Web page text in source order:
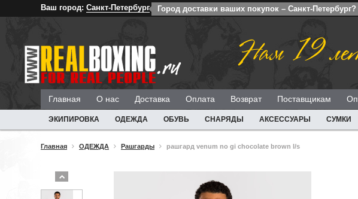
Ваш город: Санкт-Петербург Город доставки ваших покупок – Санкт-Петербург?
Нам 19
Главная О нас Доставка Оплата Возврат Поставщикам
ЭКИПИРОВКА ОДЕЖДА ОБУВЬ СНАРЯДЫ АКСЕССУАРЫ СУМКИ
Главная ОДЕЖДА Рашгарды рашгард venum no gi chocolate brown l/s